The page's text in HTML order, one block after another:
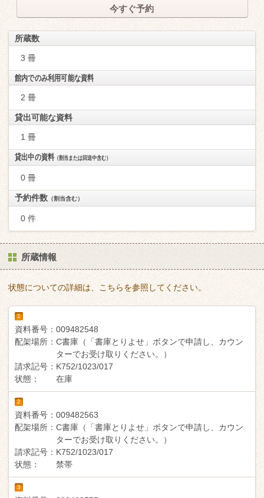
今すぐ予約
所蔵数
3 冊
館内でのみ利用可能な資料
2 冊
貸出可能な資料
1 冊
貸出中の資料（割当または回送中含む）
0 冊
予約件数 （割当含む）
0 件
所蔵情報
状態についての詳細は、こちらを参照してください。
1
資料番号： 009482548
配架場所： C書庫（「書庫とりよせ」ボタンで申請し、カウン
ターでお受け取りください。）
請求記号： K752/1023/017
状態：
在庫
2
資料番号： 009482563
配架場所： C書庫（「書庫とりよせ」ボタンで申請し、カウン
ターでお受け取りください。）
請求記号： K752/1023/017
状態：
禁帯
3